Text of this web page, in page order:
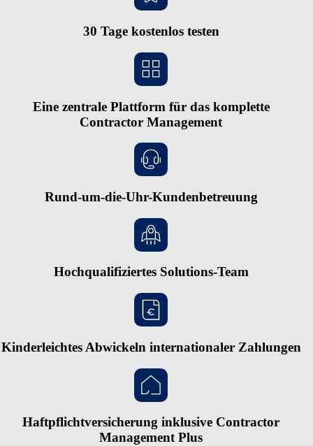
30 Tage kostenlos testen
Eine zentrale Plattform für das komplette
Contractor Management
Rund-um-die-Uhr-Kundenbetreuung
Hochqualifiziertes Solutions-Team
Kinderleichtes Abwickeln internationaler Zahlungen
Haftpflichtversicherung inklusive Contractor
Management Plus